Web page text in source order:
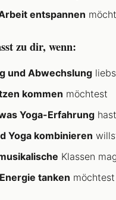
entspannen
zu dir, wenn:
und Abwechslung
kommen möchtest
Yoga-Erfahrung hast
Yoga kombinieren
Klassen
tanken möchtest